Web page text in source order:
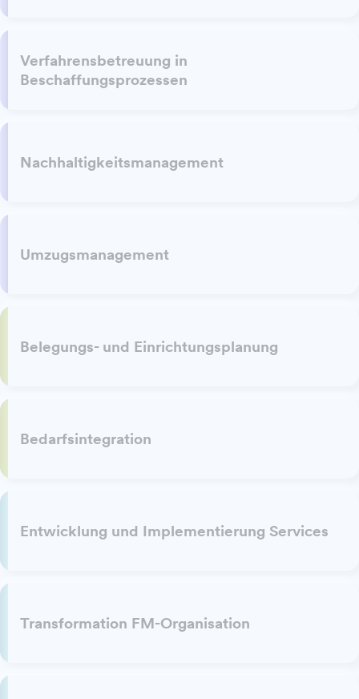
Verfahrensbetreuung in
Beschaffungsprozessen
Nachhaltigkeitsmanagement
Umzugsmanagement
Belegungs- und Einrichtungsplanung
Bedarfsintegration
Entwicklung und Implementierung Services
Transformation FM-Organisation